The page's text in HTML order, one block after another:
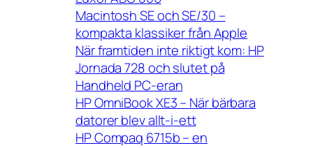
Macintosh SE och SE/30 –
kompakta klassiker från Apple
När framtiden inte riktigt kom: HP
Jornada 728 och slutet på
Handheld PC-eran
HP OmniBook XE3 – När bärbara
datorer blev allt-i-ett
HP Compaq 6715b – en